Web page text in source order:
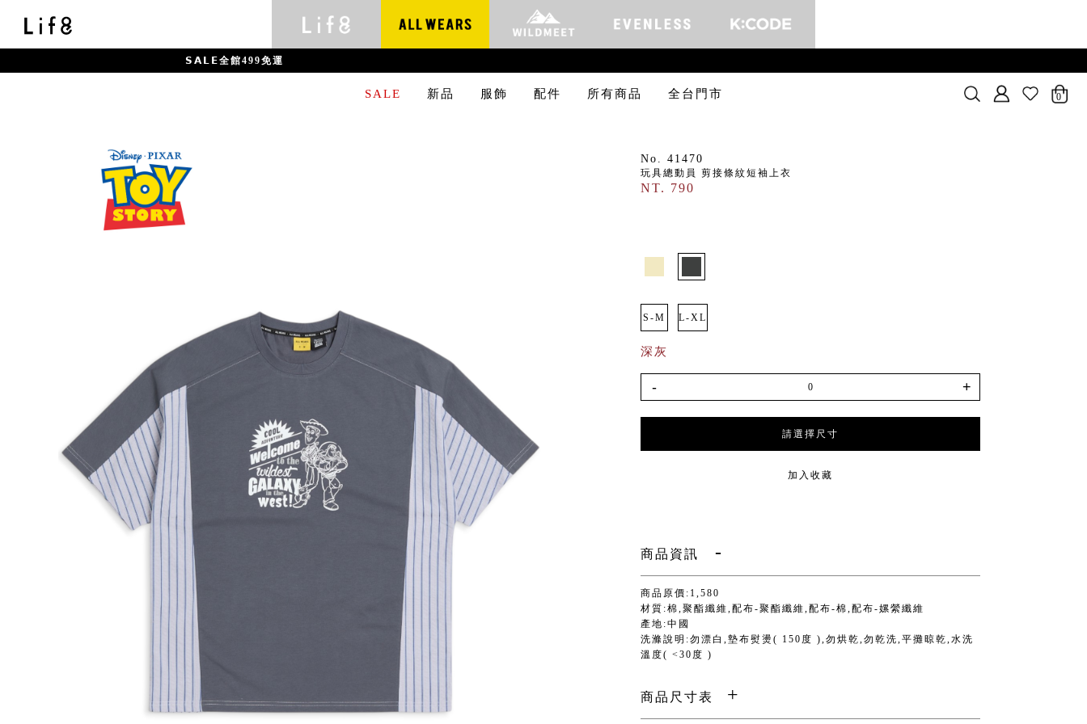
𝗦𝗔𝗟𝗘全館499免運
SALE 新品 服飾 配件 所有商品 全台門市 0
No. 41470
玩具總動員 剪接條紋短袖上衣
NT. 790
S-M L-XL
深灰
- +
請選擇尺寸
加入收藏
商品資訊
商品原價:1,580
材質:棉,聚酯纖維,配布-聚酯纖維,配布-棉,配布-嫘縈纖維
產地:中國
洗滌說明:勿漂白,墊布熨燙( 150度 ),勿烘乾,勿乾洗,平攤晾乾,水洗
溫度( <30度 )
商品尺寸表